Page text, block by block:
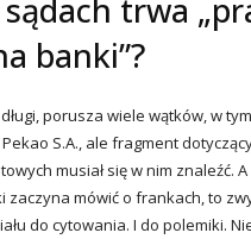
sądach trwa
banki”?
porusza wiele wątków, w
S.A., ale fragment
musiał się w nim znaleźć.
zaczyna mówić o frankach, to
do cytowania. I do polemiki.